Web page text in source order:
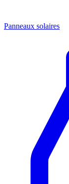
Panneaux solaires